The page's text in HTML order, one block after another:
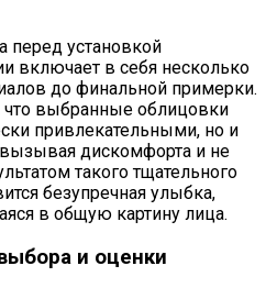
перед установкой
включает в себя несколько
до финальной примерки.
что выбранные облицовки
привлекательными, но и
дискомфорта и не
такого тщательного
безупречная улыбка,
в общую картину лица.
и оценки